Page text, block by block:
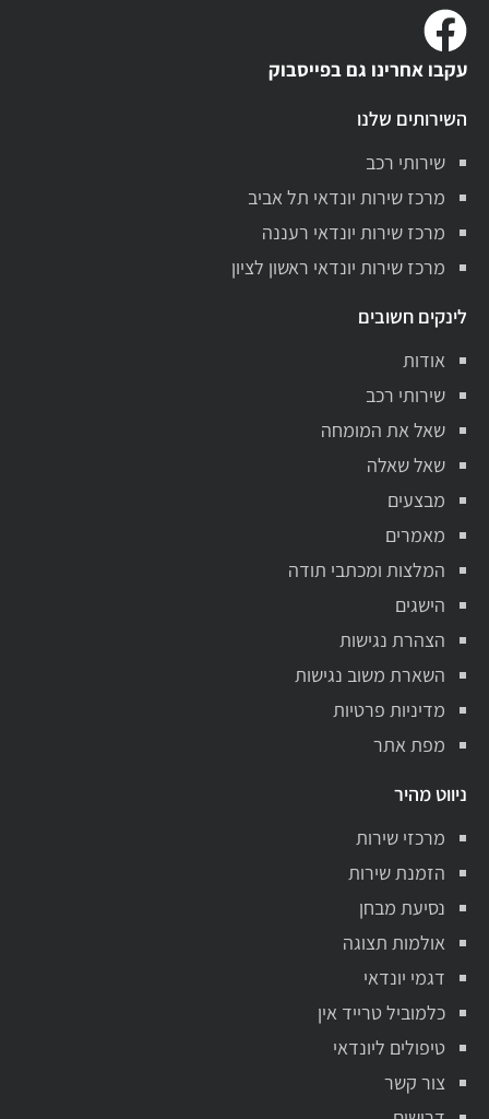
עקבו אחרינו גם בפייסבוק
השירותים שלנו
שירותי רכב
מרכז שירות יונדאי תל אביב
מרכז שירות יונדאי רעננה
מרכז שירות יונדאי ראשון לציון
לינקים חשובים
אודות
שירותי רכב
שאל את המומחה
שאל שאלה
מבצעים
מאמרים
המלצות ומכתבי תודה
הישגים
הצהרת נגישות
השארת משוב נגישות
מדיניות פרטיות
מפת אתר
ניווט מהיר
מרכזי שירות
הזמנת שירות
נסיעת מבחן
אולמות תצוגה
דגמי יונדאי
כלמוביל טרייד אין
טיפולים ליונדאי
צור קשר